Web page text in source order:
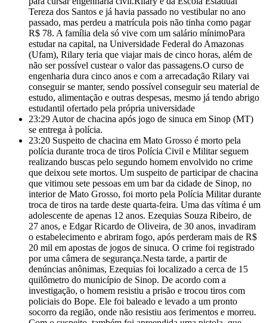
Tereza dos Santos e já havia passado no vestibular no ano
passado, mas perdeu a matrícula pois não tinha como pagar
R$ 78. A família dela só vive com um salário mínimoPara
estudar na capital, na Universidade Federal do Amazonas
(Ufam), Rilary teria que viajar mais de cinco horas, além de
não ser possível custear o valor das passagens.O curso de
engenharia dura cinco anos e com a arrecadação Rilary vai
conseguir se manter, sendo possível conseguir seu material de
estudo, alimentação e outras despesas, mesmo já tendo abrigo
estudantil ofertado pela própria universidade
23:29 Autor de chacina após jogo de sinuca em Sinop (MT)
se entrega à polícia.
23:20 Suspeito de chacina em Mato Grosso é morto pela
polícia durante troca de tiros Polícia Civil e Militar seguem
realizando buscas pelo segundo homem envolvido no crime
que deixou sete mortos. Um suspeito de participar de chacina
que vitimou sete pessoas em um bar da cidade de Sinop, no
interior de Mato Grosso, foi morto pela Polícia Militar durante
troca de tiros na tarde deste quarta-feira. Uma das vítima é um
adolescente de apenas 12 anos. Ezequias Souza Ribeiro, de
27 anos, e Edgar Ricardo de Oliveira, de 30 anos, invadiram
o estabelecimento e abriram fogo, após perderam mais de R$
20 mil em apostas de jogos de sinuca. O crime foi registrado
por uma câmera de segurança.Nesta tarde, a partir de
denúncias anônimas, Ezequias foi localizado a cerca de 15
quilômetro do município de Sinop. De acordo com a
investigação, o homem resistiu a prisão e trocou tiros com
policiais do Bope. Ele foi baleado e levado a um pronto
socorro da região, onde não resistiu aos ferimentos e morreu.